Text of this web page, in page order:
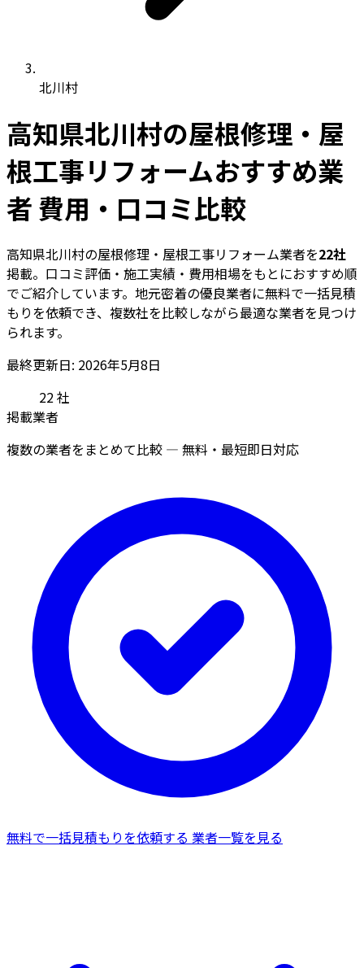
北川村
高知県北川村の屋根修理・屋
根工事リフォームおすすめ業
者 費用・口コミ比較
高知県北川村の屋根修理・屋根工事リフォーム業者を22社
掲載。口コミ評価・施工実績・費用相場をもとにおすすめ順
でご紹介しています。地元密着の優良業者に無料で一括見積
もりを依頼でき、複数社を比較しながら最適な業者を見つけ
られます。
最終更新日: 2026年5月8日
22社
掲載業者
複数の業者をまとめて比較 — 無料・最短即日対応
無料で一括見積もりを依頼する 業者一覧を見る